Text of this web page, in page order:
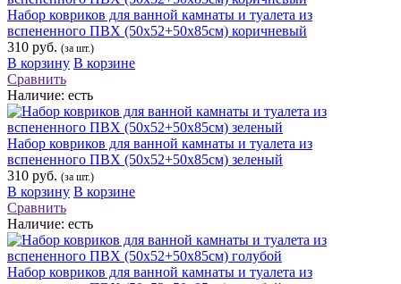
Набор ковриков для ванной камнаты и туалета из
вспененного ПВХ (50х52+50х85см) коричневый
310 руб. (за шт.)
В корзину В корзине
Сравнить
Наличие: есть
Набор ковриков для ванной камнаты и туалета из
вспененного ПВХ (50х52+50х85см) зеленый
310 руб. (за шт.)
В корзину В корзине
Сравнить
Наличие: есть
Набор ковриков для ванной камнаты и туалета из